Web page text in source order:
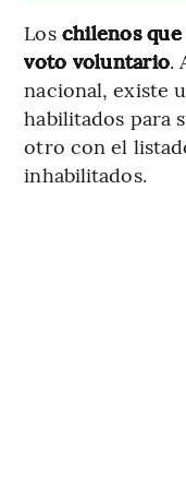
Loschilenos
voto voluntario.
nacional, existe
habilitados para
otro con el
inhabilitados.